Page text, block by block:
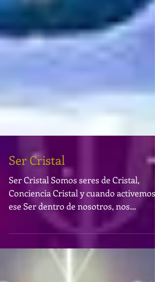
Ser Cristal
Ser Cristal Somos seres de Cristal,
Conciencia Cristal y cuando activemos
ese Ser dentro de nosotros, nos
unificaremos. Los puentes no...